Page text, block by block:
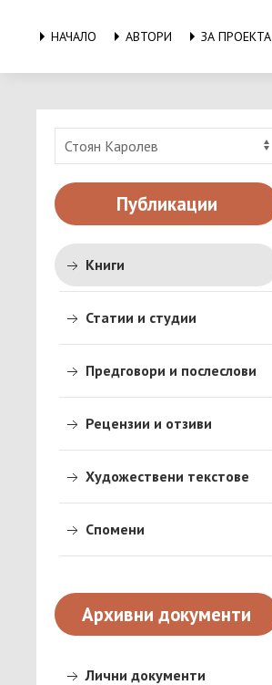
НАЧАЛО АВТОРИ ЗА ПРОЕКТА
Публикации
Книги
Статии и студии
Предговори и послеслови
Рецензии и отзиви
Художествени текстове
Спомени
Архивни документи
Лични документи